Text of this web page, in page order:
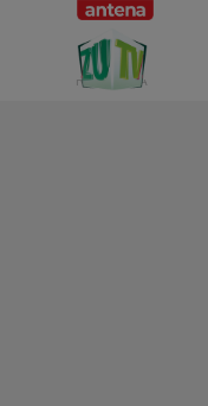
RECLAMĂ